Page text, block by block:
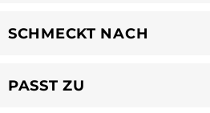
SCHMECKT NACH
PASST ZU